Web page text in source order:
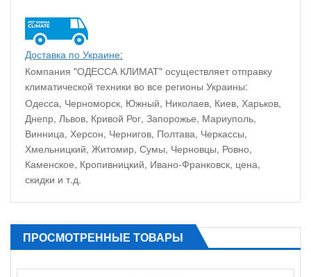
Доставка по Украине:
Компания "ОДЕССА КЛИМАТ" осуществляет отправку
климатической техники во все регионы Украины:
Одесса, Черноморск, Южный, Николаев, Киев, Харьков,
Днепр, Львов, Кривой Рог, Запорожье, Мариуполь,
Винница, Херсон, Чернигов, Полтава, Черкассы,
Хмельницкий, Житомир, Сумы, Черновцы, Ровно,
Каменское, Кропивницкий, Ивано-Франковск, цена,
скидки и т.д.
ПРОСМОТРЕННЫЕ ТОВАРЫ